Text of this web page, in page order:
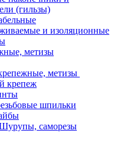
(гильзы)
и изоляционные
метизы
метизы
крепеж
шпильки
саморезы